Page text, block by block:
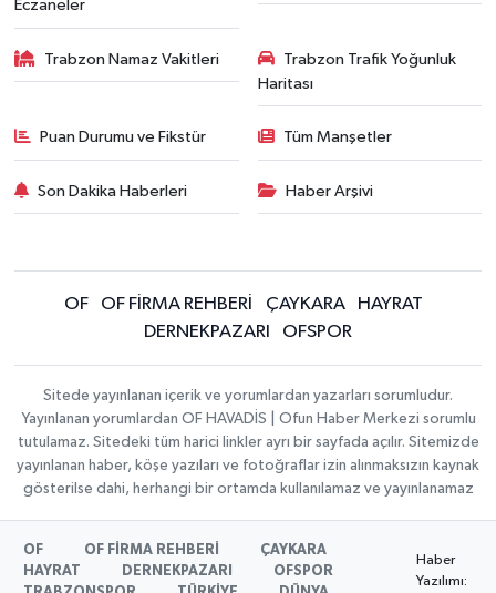
Eczaneler
Trabzon Namaz Vakitleri
Trabzon Trafik Yoğunluk
Haritası
Puan Durumu ve Fikstür Tüm Manşetler
Son Dakika Haberleri Haber Arşivi
OF OF FİRMA REHBERİ ÇAYKARA
HAYRAT
DERNEKPAZARI
OFSPOR
Sitede yayınlanan içerik ve yorumlardan yazarları sorumludur.
Yayınlanan yorumlardan OF HAVADİS | Ofun Haber Merkezi sorumlu
tutulamaz. Sitedeki tüm harici linkler ayrı bir sayfada açılır. Sitemizde
yayınlanan haber, köşe yazıları ve fotoğraflar izin alınmaksızın kaynak
gösterilse dahi, herhangi bir ortamda kullanılamaz ve yayınlanamaz
OF OF FİRMA REHBERİ
ÇAYKARA
HAYRAT
DERNEKPAZARI
OFSPOR
Haber
Yazılımı: